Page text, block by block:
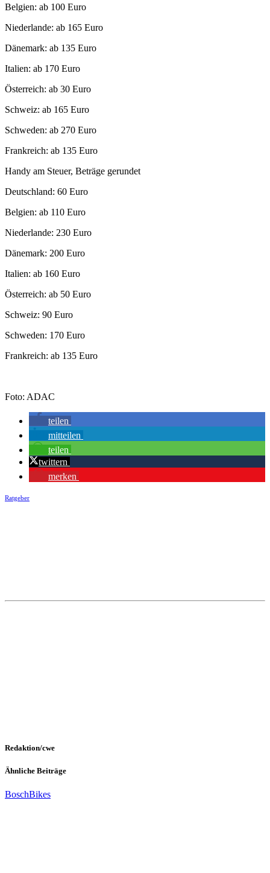
Belgien: ab 100 Euro
Niederlande: ab 165 Euro
Dänemark: ab 135 Euro
Italien: ab 170 Euro
Österreich: ab 30 Euro
Schweiz: ab 165 Euro
Schweden: ab 270 Euro
Frankreich: ab 135 Euro
Handy am Steuer, Beträge gerundet
Deutschland: 60 Euro
Belgien: ab 110 Euro
Niederlande: 230 Euro
Dänemark: 200 Euro
Italien: ab 160 Euro
Österreich: ab 50 Euro
Schweiz: 90 Euro
Schweden: 170 Euro
Frankreich: ab 135 Euro
Foto: ADAC
teilen
mitteilen
teilen
twittern
merken
Ratgeber
Redaktion/cwe
Ähnliche Beiträge
BoschBikes